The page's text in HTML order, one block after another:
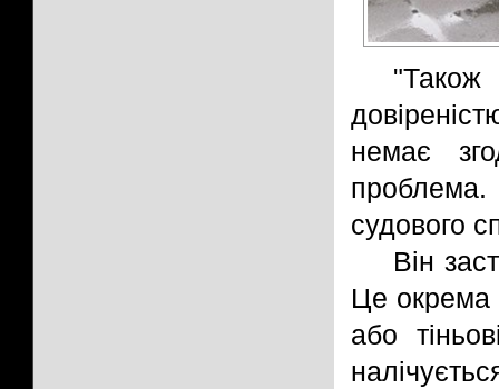
немає
проблема.
судового
Він
Це окрема
або